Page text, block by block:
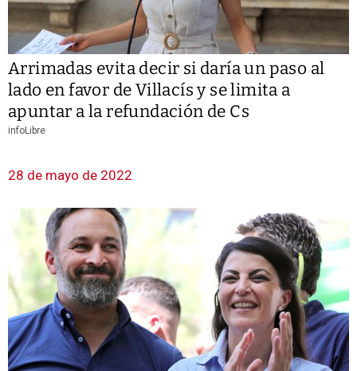
Arrimadas evita decir si daría un paso al
lado en favor de Villacís y se limita a
apuntar a la refundación de Cs
infoLibre
28 de mayo de 2022